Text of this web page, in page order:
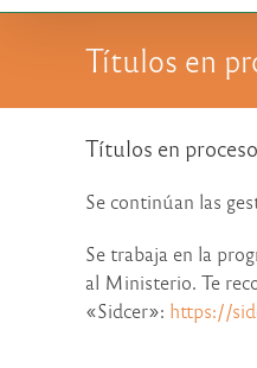
Títulos en
Títulos en proceso
Se continúan las
Se trabaja en la
al Ministerio. Te
«Sidcer»: https://